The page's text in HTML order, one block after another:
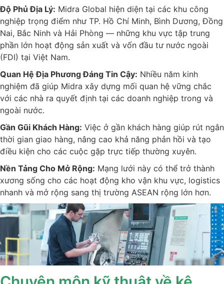
Độ Phủ Địa Lý: Midra Global hiện diện tại các khu công
nghiệp trọng điểm như TP. Hồ Chí Minh, Bình Dương, Đồng
Nai, Bắc Ninh và Hải Phòng — những khu vực tập trung
phần lớn hoạt động sản xuất và vốn đầu tư nước ngoài
(FDI) tại Việt Nam.
Quan Hệ Địa Phương Đáng Tin Cậy: Nhiều năm kinh
nghiệm đã giúp Midra xây dựng mối quan hệ vững chắc
với các nhà ra quyết định tại các doanh nghiệp trong và
ngoài nước.
Gần Gũi Khách Hàng: Việc ở gần khách hàng giúp rút ngắn
thời gian giao hàng, nâng cao khả năng phản hồi và tạo
điều kiện cho các cuộc gặp trực tiếp thường xuyên.
Nền Tảng Cho Mở Rộng: Mạng lưới này có thể trở thành
xương sống cho các hoạt động kho vận khu vực, logistics
nhanh và mở rộng sang thị trường ASEAN rộng lớn hơn.